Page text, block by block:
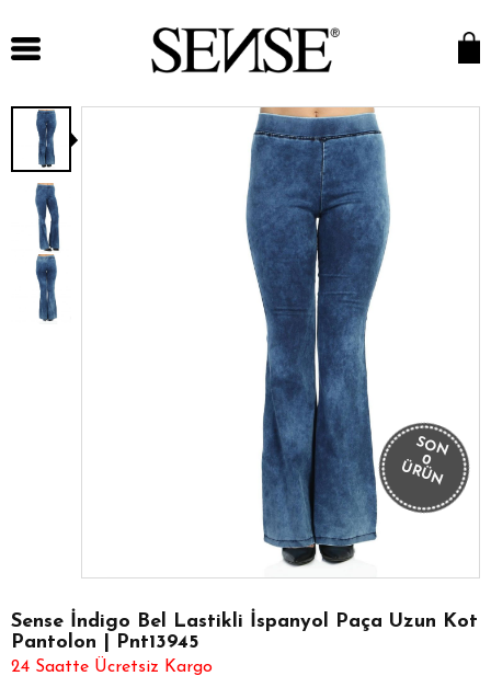
SON
0
ÜRÜN
Sense İndigo Bel Lastikli İspanyol Paça Uzun Kot
Pantolon | Pnt13945
24 Saatte Ücretsiz Kargo